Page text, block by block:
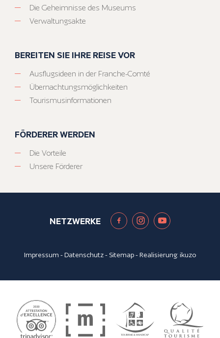
Die Geheimnisse des Museums
Verwaltungsakte
BEREITEN SIE IHRE REISE VOR
Ausflugsideen in der Franche-Comté
Übernachtungsmöglichkeiten
Tourismusinformationen
FÖRDERER WERDEN
Die Vorteile
Unsere Förderer
NETZWERKE
Impressum -Datenschutz- Sitemap- Realisierung:ikuzo